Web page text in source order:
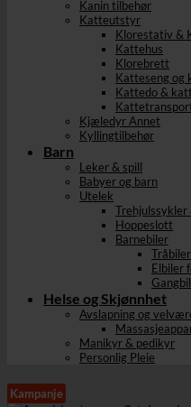
Kanin tilbehør
Katteutstyr
Klorestativ &
Kattehus
Klorebrett
Katteseng og
Kattedo &
Kjæledyr Annet
Kyllingtilbehør
Barn
Leker & spill
Babyer og barn
Utelek
Trehjulssykler
Hoppeslott
Barnebiler
Tråbiler
Elbiler
Helse og Skjønnhet
Avslapning og
Manikyr & pedikyr
Personlig Pleie
Kampanje